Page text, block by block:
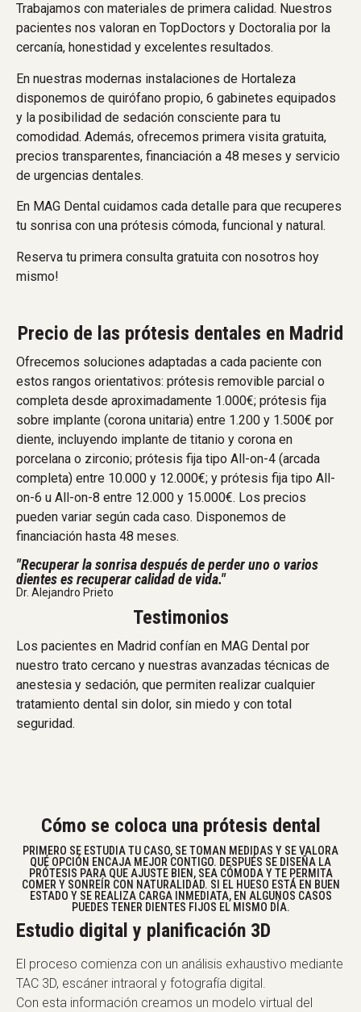
Trabajamos con materiales de primera calidad. Nuestros
pacientes nos valoran en TopDoctors y Doctoralia por la
cercanía, honestidad y excelentes resultados.
En nuestras modernas instalaciones de Hortaleza
disponemos de quirófano propio, 6 gabinetes equipados
y la posibilidad de sedación consciente para tu
comodidad. Además, ofrecemos primera visita gratuita,
precios transparentes, financiación a 48 meses y servicio
de urgencias dentales.
En MAG Dental cuidamos cada detalle para que recuperes
tu sonrisa con una prótesis cómoda, funcional y natural.
Reserva tu primera consulta gratuita con nosotros hoy
mismo!
Precio de las prótesis dentales en Madrid
Ofrecemos soluciones adaptadas a cada paciente con
estos rangos orientativos: prótesis removible parcial o
completa desde aproximadamente 1.000€; prótesis fija
sobre implante (corona unitaria) entre 1.200 y 1.500€ por
diente, incluyendo implante de titanio y corona en
porcelana o zirconio; prótesis fija tipo All-on-4 (arcada
completa) entre 10.000 y 12.000€; y prótesis fija tipo All-
on-6 u All-on-8 entre 12.000 y 15.000€. Los precios
pueden variar según cada caso. Disponemos de
financiación hasta 48 meses.
"Recuperar la sonrisa después de perder uno o varios
dientes es recuperar calidad de vida."
Dr. Alejandro Prieto
Testimonios
Los pacientes en Madrid confían en MAG Dental por
nuestro trato cercano y nuestras avanzadas técnicas de
anestesia y sedación, que permiten realizar cualquier
tratamiento dental sin dolor, sin miedo y con total
seguridad.
Cómo se coloca una prótesis dental
PRIMERO SE ESTUDIA TU CASO, SE TOMAN MEDIDAS Y SE VALORA
QUÉ OPCIÓN ENCAJA MEJOR CONTIGO. DESPUÉS SE DISEÑA LA
PRÓTESIS PARA QUE AJUSTE BIEN, SEA CÓMODA Y TE PERMITA
COMER Y SONREÍR CON NATURALIDAD. SI EL HUESO ESTÁ EN BUEN
ESTADO Y SE REALIZA CARGA INMEDIATA, EN ALGUNOS CASOS
PUEDES TENER DIENTES FIJOS EL MISMO DÍA.
Estudio digital y planificación 3D
El proceso comienza con un análisis exhaustivo mediante
TAC 3D, escáner intraoral y fotografía digital.
Con esta información creamos un modelo virtual del